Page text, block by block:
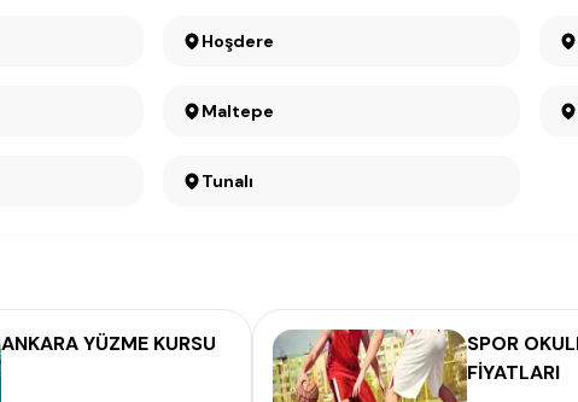
Hoşdere
Maltepe
Tunalı
ANKARA YÜZME KURSU
SPOR
FİYATLARI